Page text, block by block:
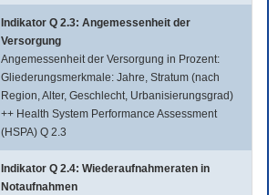
Indikator Q 2.3: Angemessenheit der
Versorgung
Angemessenheit der Versorgung in Prozent:
Gliederungsmerkmale: Jahre, Stratum (nach
Region, Alter, Geschlecht, Urbanisierungsgrad)
++ Health System Performance Assessment
(HSPA) Q 2.3
Indikator Q 2.4: Wiederaufnahmeraten in
Notaufnahmen